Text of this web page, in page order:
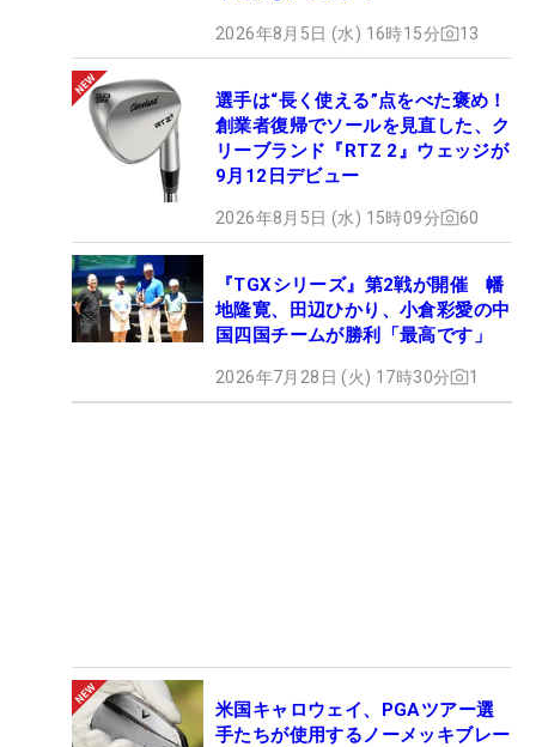
2026年8月5日 (水) 16時15分 13
選手は“長く使える”点をべた褒め！
創業者復帰でソールを見直した、ク
リーブランド『RTZ 2』ウェッジが
9月12日デビュー
2026年8月5日 (水) 15時09分 60
『TGXシリーズ』第2戦が開催 幡
地隆寛、田辺ひかり、小倉彩愛の中
国四国チームが勝利「最高です」
2026年7月28日 (火) 17時30分 1
米国キャロウェイ、PGAツアー選
手たちが使用するノーメッキブレー